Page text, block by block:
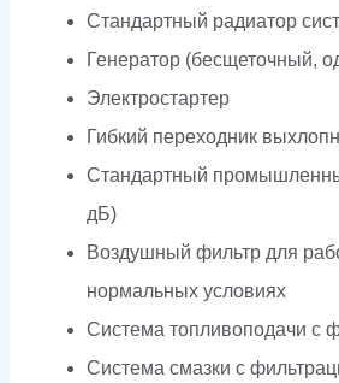
Стандартный радиатор
Генератор (бесщеточный,
Электростартер
Гибкий переходник
Стандартный
дБ)
Воздушный фильтр для
нормальных условиях
Система топливоподачи с
Система смазки с